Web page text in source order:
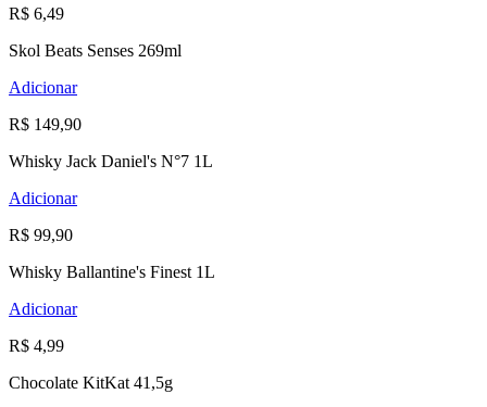
R$ 6,49
Skol Beats Senses 269ml
Adicionar
R$ 149,90
Whisky Jack Daniel's N°7 1L
Adicionar
R$ 99,90
Whisky Ballantine's Finest 1L
Adicionar
R$ 4,99
Chocolate KitKat 41,5g